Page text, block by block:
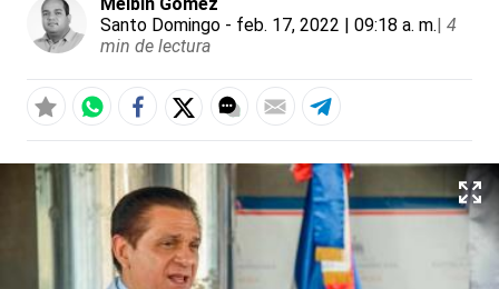
Santo Domingo - feb. 17, 2022 | 09:18 a. m.| 4
min de lectura